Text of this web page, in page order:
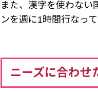
また、漢字を使わない
ンを週に1時間行なって
ニーズに合わ